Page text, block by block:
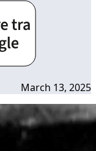
March 13, 2025